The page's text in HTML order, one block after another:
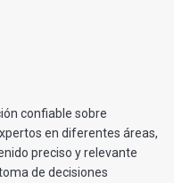
confiable sobre
en diferentes áreas,
preciso y relevante
de decisiones